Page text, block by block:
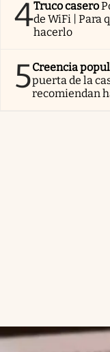
4Truco casero
de WiFi | Para
hacerlo
5Creencia
puerta de la
recomiendan